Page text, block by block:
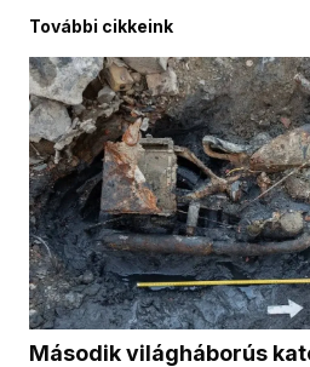
További cikkeink
Második világháborús